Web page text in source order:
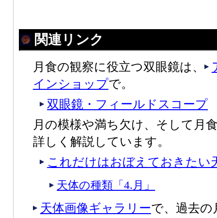
関連リンク
月食の観察に役立つ双眼鏡は、
インショップで。
双眼鏡・フィールドスコープ
月の模様や満ち欠け、そして月
詳しく解説しています。
これだけはおぼえておきたい
天体の種類「4.月」
天体画像ギャラリーで、過去の